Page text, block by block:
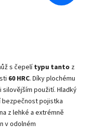
s čepelítypu tanto z
60 HRC. Díky plochému
silovějším použití. Hladký
bezpečnost pojistka
z lehké a extrémně
v odolném